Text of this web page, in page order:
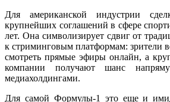
Для американской индустрии
крупнейших соглашений в сфере
лет. Она символизирует сдвиг от
к стриминговым платформам: зрители
смотреть прямые эфиры онлайн, а
компании получают шанс
медиахолдингами.
Для самой Формулы-1 это еще и